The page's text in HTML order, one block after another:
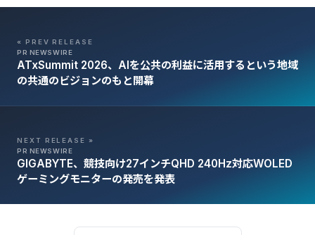
« PREV RELEASE
PR NEWSWIRE
ATxSummit 2026、AIを公共の利益に活用するという地域
の共通のビジョンのもと開幕
NEXT RELEASE »
PR NEWSWIRE
GIGABYTE、競技向け27インチQHD 240Hz対応WOLED
ゲーミングモニターの発売を発表